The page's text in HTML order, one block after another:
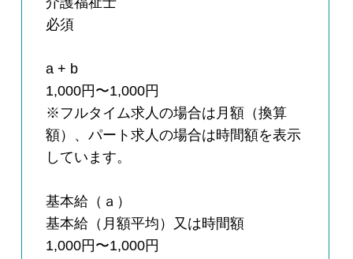
必須
a + b
1,000円〜1,000円
※フルタイム求人の場合は月額（換算
額）、パート求人の場合は時間額を表示
しています。
基本給（ａ）
基本給（月額平均）又は時間額
1,000円〜1,000円